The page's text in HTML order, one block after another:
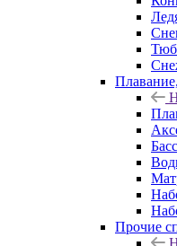
Прочие